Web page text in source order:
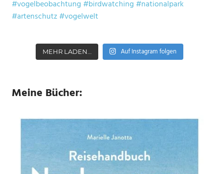
MEHR LADEN… Auf Instagram folgen
Meine Bücher: